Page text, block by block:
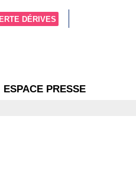
DÉRIVES
ESPACE PRESSE